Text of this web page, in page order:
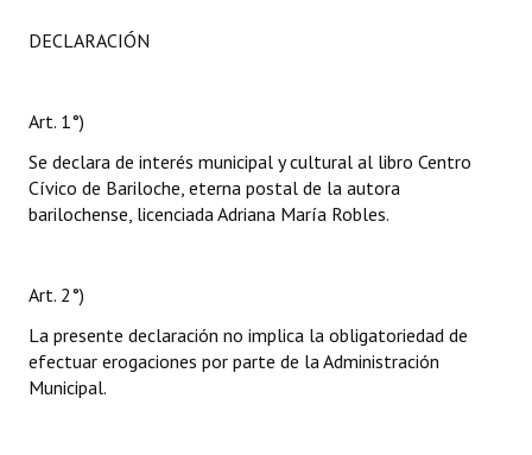
DECLARACIÓN
Art. 1°)
Se declara de interés municipal y cultural al libro Centro
Cívico de Bariloche, eterna postal de la autora
barilochense, licenciada Adriana María Robles.
Art. 2°)
La presente declaración no implica la obligatoriedad de
efectuar erogaciones por parte de la Administración
Municipal.